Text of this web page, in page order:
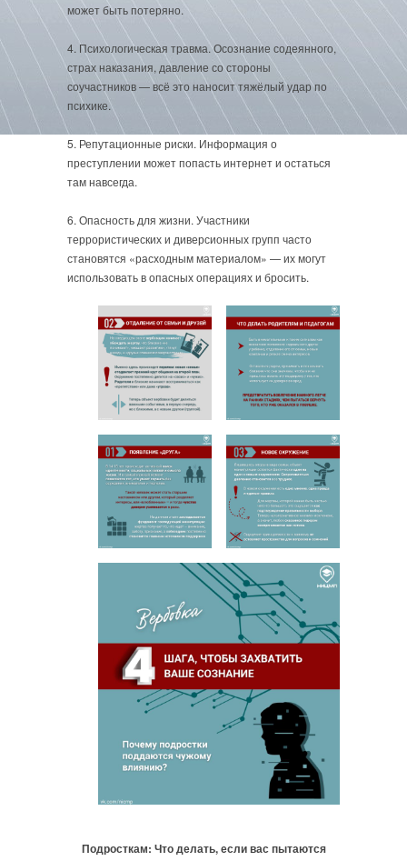
может быть потеряно.
4. Психологическая травма. Осознание содеянного,
страх наказания, давление со стороны
соучастников — всё это наносит тяжёлый удар по
психике.
5. Репутационные риски. Информация о
преступлении может попасть интернет и остаться
там навсегда.
6. Опасность для жизни. Участники
террористических и диверсионных групп часто
становятся «расходным материалом» — их могут
использовать в опасных операциях и бросить.
Подросткам: Что делать, если вас пытаются